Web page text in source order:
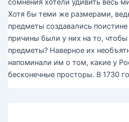
сомнения хотели удивить весь
Хотя бы теми же размерами,
предметы создавались
причины были у них на то, чтобы
предметы? Наверное их
напоминали им о том, какие у
бесконечные просторы. В 1730